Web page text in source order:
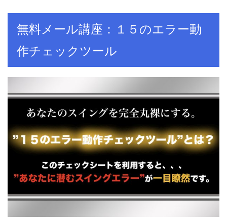
無料メール講座：１５のエラー動
作チェックツール